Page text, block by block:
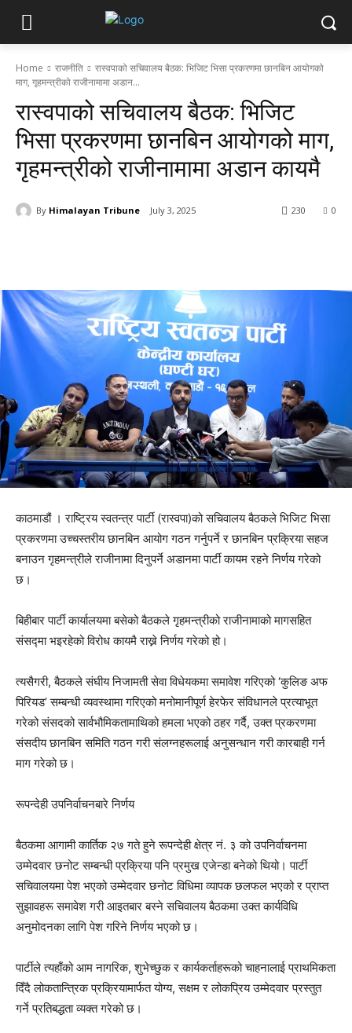
Home राजनीति
रास्वपाको सचिवालय बैठक: भिजिट भिसा प्रकरणमा छानबिन आयोगको
माग, गृहमन्त्रीको राजीनामामा अडान...
रास्वपाको सचिवालय बैठक: भिजिट
भिसा प्रकरणमा छानबिन आयोगको माग,
गृहमन्त्रीको राजीनामामा अडान कायमै
By Himalayan Tribune July 3, 2025 0
230
काठमाडौं । राष्ट्रिय स्वतन्त्र पार्टी (रास्वपा)को सचिवालय बैठकले भिजिट भिसा
प्रकरणमा उच्चस्तरीय छानबिन आयोग गठन गर्नुपर्ने र छानबिन प्रक्रिया सहज
बनाउन गृहमन्त्रीले राजीनामा दिनुपर्ने अडानमा पार्टी कायम रहने निर्णय गरेको
छ।
बिहीबार पार्टी कार्यालयमा बसेको बैठकले गृहमन्त्रीको राजीनामाको मागसहित
संसद्मा भइरहेको विरोध कायमै राख्ने निर्णय गरेको हो।
त्यसैगरी, बैठकले संघीय निजामती सेवा विधेयकमा समावेश गरिएको ‘कुलिङ अफ
पिरियड’ सम्बन्धी व्यवस्थामा गरिएको मनोमानीपूर्ण हेरफेर संविधानले प्रत्याभूत
गरेको संसदको सार्वभौमिकतामाथिको हमला भएको ठहर गर्दै, उक्त प्रकरणमा
संसदीय छानबिन समिति गठन गरी संलग्नहरूलाई अनुसन्धान गरी कारबाही गर्न
माग गरेको छ।
रूपन्देही उपनिर्वाचनबारे निर्णय
बैठकमा आगामी कार्तिक २७ गते हुने रूपन्देही क्षेत्र नं. ३ को उपनिर्वाचनमा
उम्मेदवार छनोट सम्बन्धी प्रक्रिया पनि प्रमुख एजेन्डा बनेको थियो। पार्टी
सचिवालयमा पेश भएको उम्मेदवार छनोट विधिमा व्यापक छलफल भएको र प्राप्त
सुझावहरू समावेश गरी आइतबार बस्ने सचिवालय बैठकमा उक्त कार्यविधि
अनुमोदनका लागि पेश गरिने निर्णय भएको छ।
पार्टीले त्यहाँको आम नागरिक, शुभेच्छुक र कार्यकर्ताहरूको चाहनालाई प्राथमिकता
दिँदै लोकतान्त्रिक प्रक्रियामार्फत योग्य, सक्षम र लोकप्रिय उम्मेदवार प्रस्तुत
गर्ने प्रतिबद्धता व्यक्त गरेको छ।